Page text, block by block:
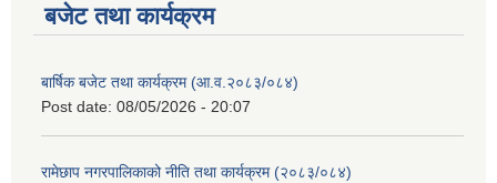
बजेट तथा कार्यक्रम
बार्षिक बजेट तथा कार्यक्रम (आ.व.२०८३/०८४)
Post date: 08/05/2026 - 20:07
रामेछाप नगरपालिकाको नीति तथा कार्यक्रम (२०८३/०८४)